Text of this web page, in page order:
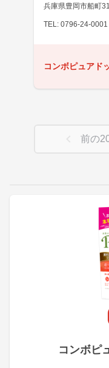
コンボピ
兵庫県豊岡市船町
TEL: 0796-24-0001
コンボピュアド
前の